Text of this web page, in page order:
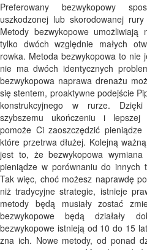
Preferowany bezwykopowy
uszkodzonej lub skorodowanej
Metody bezwykopowe
tylko dwóch względnie małych
rowka. Metoda bezwykopowa to nie
nie ma dwóch identycznych
bezwykopowa naprawa drenażu
się stentem, proaktywne podejście
konstrukcyjnego w rurze.
szybszemu ukończeniu i lepszej
pomoże Ci zaoszczędzić
które przetrwa dłużej. Kolejną
jest to, że bezwykopowa
pieniądze w porównaniu do innych
Tak więc, choć możesz naprawdę
niż tradycyjne strategie, istnieje
metody będą musiały zostać
bezwykopowe będą działały
bezwykopowe istnieją od 10 do 15
zna ich. Nowe metody, od ponad